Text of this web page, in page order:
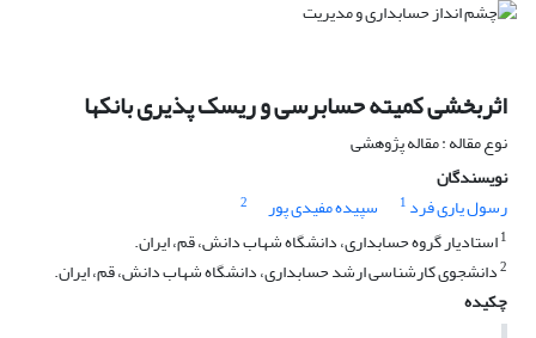
اثربخشی کمیته حسابرسی و ریسک پذیری بانکها
نوع مقاله : مقاله پژوهشی
نویسندگان
رسول یاری فرد 1 سپیده مفیدی پور
2
1استادیار گروه حسابداری، دانشگاه شهاب دانش، قم، ایران.
2دانشجوی کارشناسی ارشد حسابداری، دانشگاه شهاب دانش، قم، ایران.
چکیده